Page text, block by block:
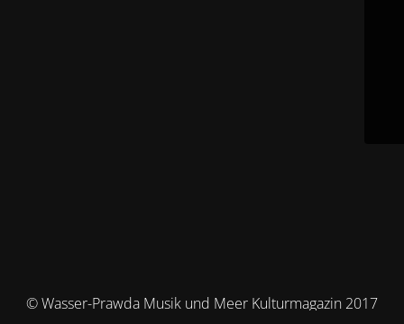
© Wasser-Prawda Musik und Meer Kulturmagazin 2017